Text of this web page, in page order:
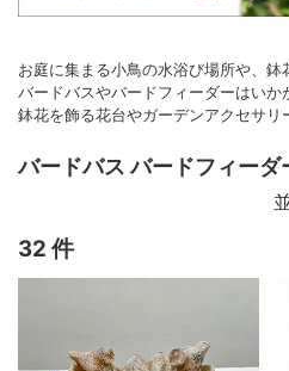
お庭に集まる小鳥の水浴び場所や、
バードバスやバードフィーダーはいか
鉢花を飾る花台やガーデンアクセサリ
バードバス バードフィーダ
32 件